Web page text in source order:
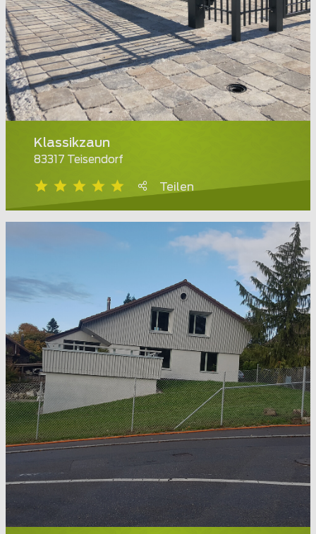
Klassikzaun
83317 Teisendorf
Teilen